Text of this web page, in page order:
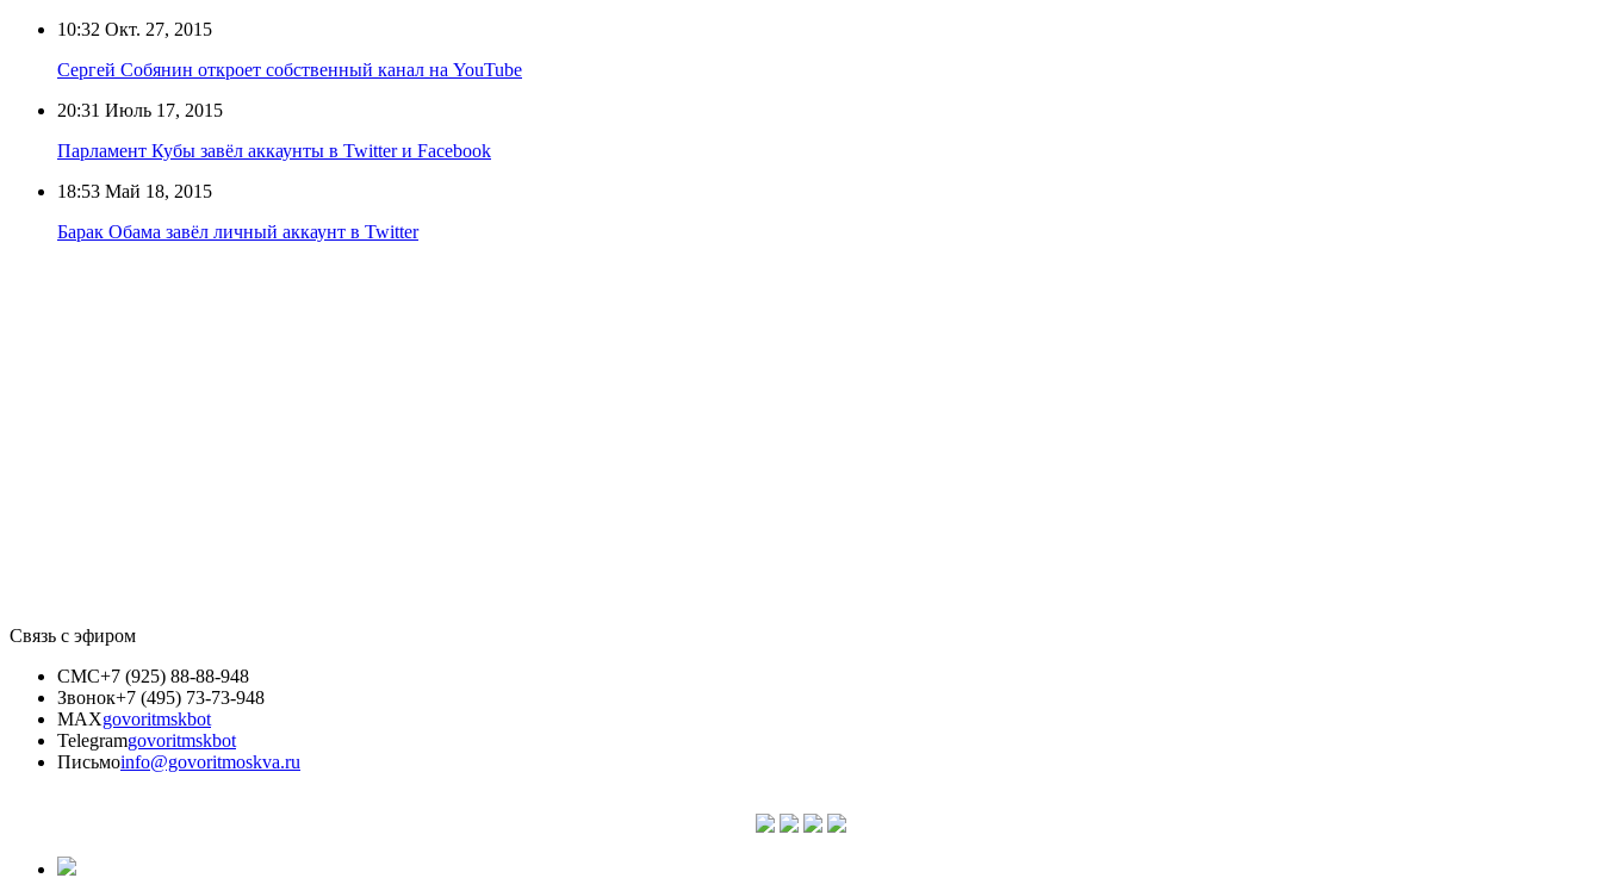
10:32 Окт. 27, 2015
Сергей Собянин откроет собственный канал на YouTube
20:31 Июль 17, 2015
Парламент Кубы завёл аккаунты в Twitter и Facebook
18:53 Май 18, 2015
Барак Обама завёл личный аккаунт в Twitter
Связь с эфиром
СМС+7 (925) 88-88-948
Звонок+7 (495) 73-73-948
MAXgovoritmskbot
Telegramgovoritmskbot
Письмоinfo@govoritmoskva.ru